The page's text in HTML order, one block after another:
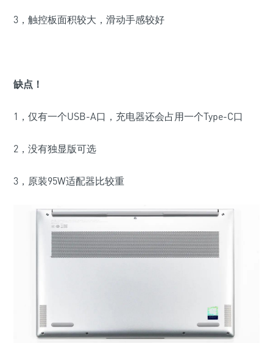
3，触控板面积较大，滑动手感较好
缺点！
1，仅有一个USB-A口，充电器还会占用一个Type-C口
2，没有独显版可选
3，原装95W适配器比较重